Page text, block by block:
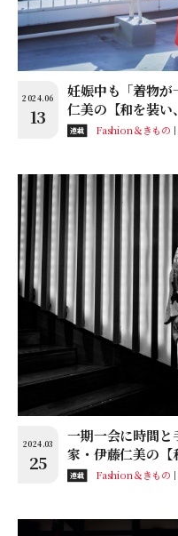
2024.06
13
妊娠中も「着物が
仁美の【和を装
連載 Fashion＆きもの
2024.03
25
一期一会に時間と
家・伊藤仁美の【
連載 Fashion＆きもの